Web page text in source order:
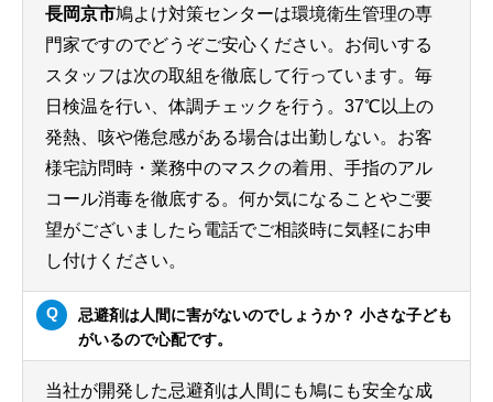
長岡京市鳩よけ対策センターは環境衛生管理の専
門家ですのでどうぞご安心ください。お伺いする
スタッフは次の取組を徹底して行っています。毎
日検温を行い、体調チェックを行う。37℃以上の
発熱、咳や倦怠感がある場合は出勤しない。お客
様宅訪問時・業務中のマスクの着用、手指のアル
コール消毒を徹底する。何か気になることやご要
望がございましたら電話でご相談時に気軽にお申
し付けください。
忌避剤は人間に害がないのでしょうか？ 小さな子ども
がいるので心配です。
当社が開発した忌避剤は人間にも鳩にも安全な成